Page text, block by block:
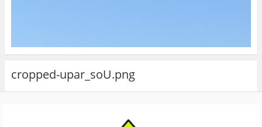
cropped-upar_soU.png